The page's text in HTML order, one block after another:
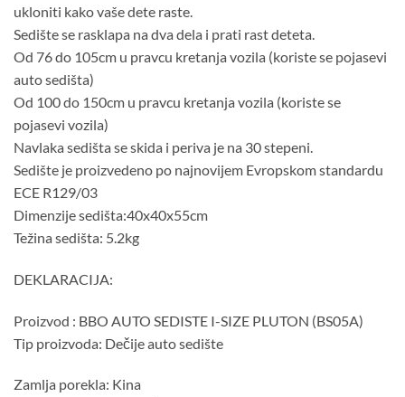
ukloniti kako vaše dete raste.
Sedište se rasklapa na dva dela i prati rast deteta.
Od 76 do 105cm u pravcu kretanja vozila (koriste se pojasevi
auto sedišta)
Od 100 do 150cm u pravcu kretanja vozila (koriste se
pojasevi vozila)
Navlaka sedišta se skida i periva je na 30 stepeni.
Sedište je proizvedeno po najnovijem Evropskom standardu
ECE R129/03
Dimenzije sedišta:40x40x55cm
Težina sedišta: 5.2kg
DEKLARACIJA:
Proizvod : BBO AUTO SEDISTE I-SIZE PLUTON (BS05A)
Tip proizvoda: Dečije auto sedište
Zamlja porekla: Kina